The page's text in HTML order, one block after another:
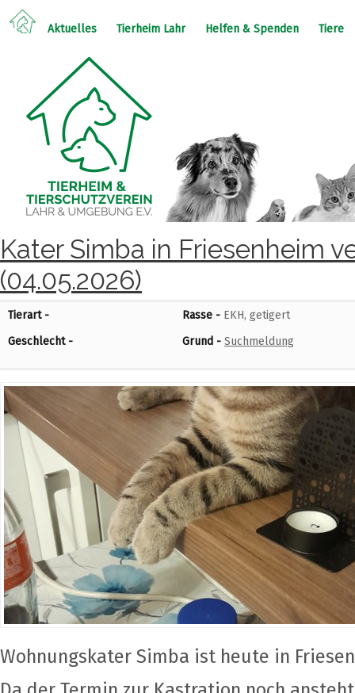
Aktuelles Tierheim Lahr Helfen & Spenden Tiere
Kater Simba in Friesenheim
(04.05.2026)
Tierart - Rasse - EKH, getigert
Geschlecht -
Grund - Suchmeldung
Wohnungskater Simba ist heute in